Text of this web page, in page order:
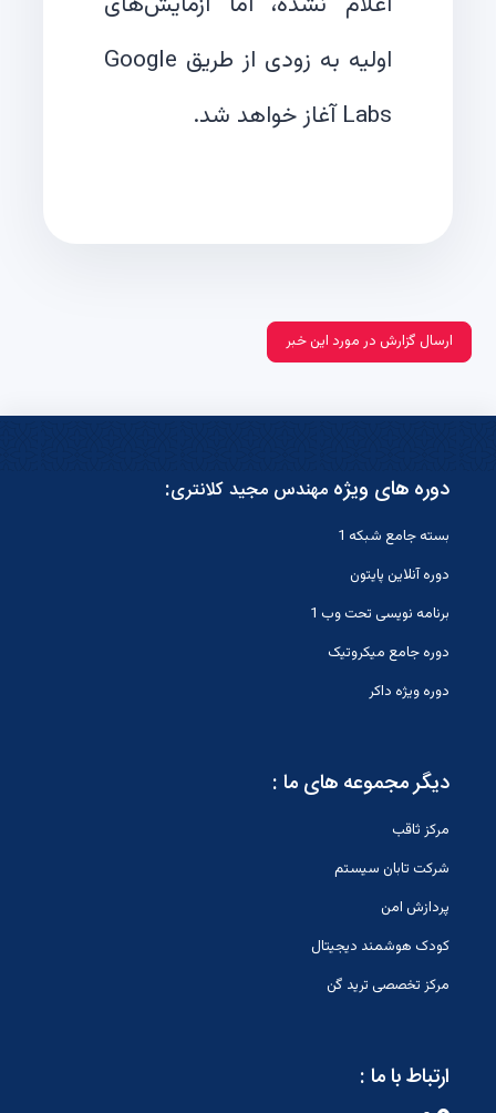
اولیه به زودی از طریق Google
Labs آغاز خواهد شد.
ارسال گزارش در مورد این خبر
دوره های ویژه مهندس مجید کلانتری:
بسته جامع شبکه 1
دوره آنلاین پایتون
برنامه نویسی تحت وب 1
دوره جامع میکروتیک
دوره ویژه داکر
دیگر مجموعه های ما :
مرکز ثاقب
شرکت تابان سیستم
پردازش امن
کودک هوشمند دیجیتال
مرکز تخصصی ترید گن
ارتباط با ما :